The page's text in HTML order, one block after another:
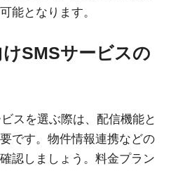
能となります。
SMSサービスの
スを選ぶ際は、配信機能と
です。物件情報連携などの
認しましょう。料金プラン